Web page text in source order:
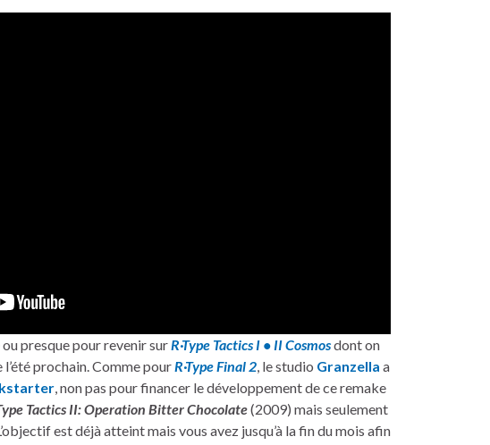
ou presque pour revenir sur R·Type Tactics I • II Cosmosdont on
prochain. Comme pour R·Type Final 2, le studio Granzella a
, non pas pour financer le développement de ce remake
Tactics II: Operation Bitter Chocolate(2009) mais seulement
est déjà atteint mais vous avez jusqu’à la fin du mois afin